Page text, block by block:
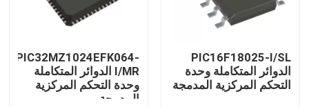
معلومات عنا
PIC16F18025-I/SL
الدوائر المتكاملة وحدة
التحكم المركزية المدمجة
PIC32MZ1024EFK064-
I/MR الدوائر المتكاملة
وحدة التحكم المركزية
المدمجة